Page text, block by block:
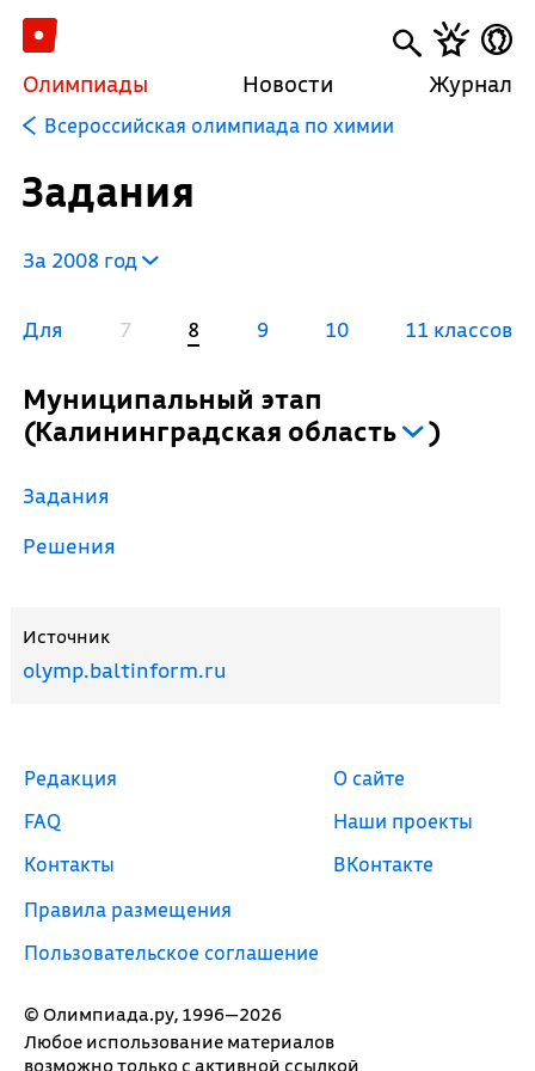
Олимпиады Новости Журнал
Всероссийская олимпиада по химии
Задания
За 2008 год
Для 7 8 9 10 11 классов
Муниципальный этап
(Калининградская область )
Задания
Решения
Источник
olymp.baltinform.ru
© Олимпиада.ру, 1996—2026
Любое использование материалов
возможно только с активной ссылкой
Редакция
FAQ
Контакты
Правила размещения
Пользовательское соглашение
О сайте
Наши проекты
ВКонтакте